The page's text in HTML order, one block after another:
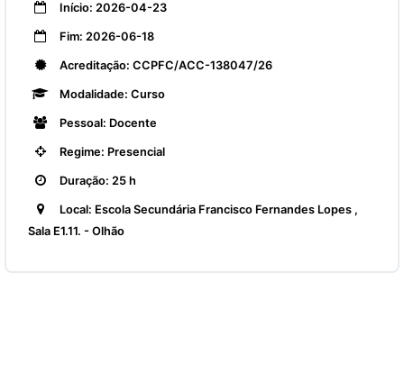
Início: 2026-04-23
Fim: 2026-06-18
Acreditação: CCPFC/ACC-138047/26
Modalidade: Curso
Pessoal: Docente
Regime: Presencial
Duração: 25 h
Local: Escola Secundária Francisco Fernandes Lopes ,
Sala E1.11. - Olhão